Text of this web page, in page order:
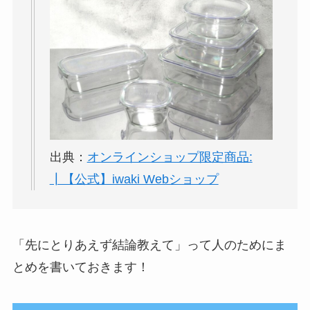
出典： オンラインショップ限定商品:
┃【公式】iwaki Webショップ
「先にとりあえず結論教えて」って人のためにま
とめを書いておきます！